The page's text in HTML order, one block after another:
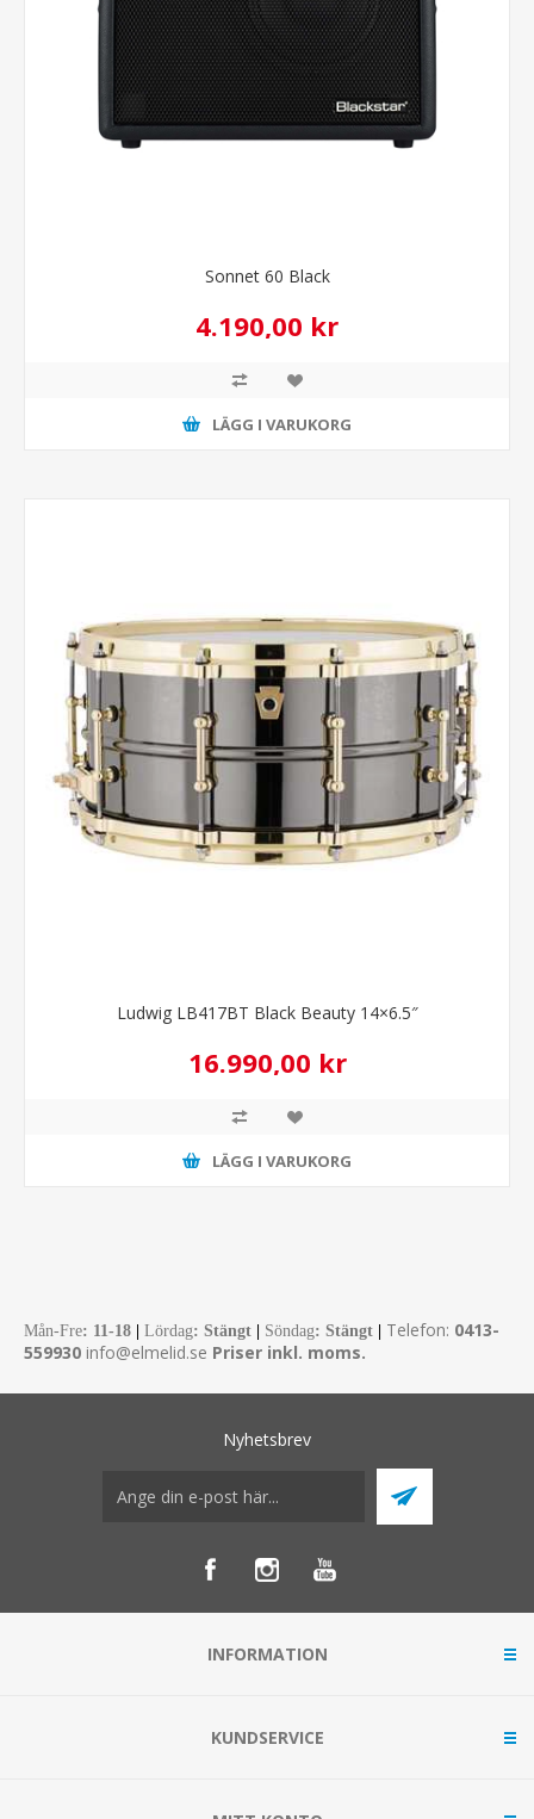
Sonnet 60 Black
4.190,00 kr
LÄGG I VARUKORG
Ludwig LB417BT Black Beauty 14×6.5″
16.990,00 kr
LÄGG I VARUKORG
Mån-Fre: 11-18 Lördag: Stängt Söndag: Stängt Telefon: 0413-
559930 info@elmelid.se Priser inkl. moms.
Nyhetsbrev
INFORMATION
KUNDSERVICE